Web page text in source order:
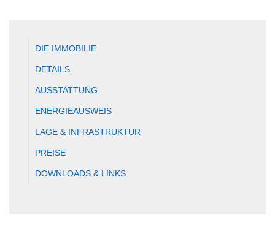
DIE IMMOBILIE
DETAILS
AUSSTATTUNG
ENERGIEAUSWEIS
LAGE & INFRASTRUKTUR
PREISE
DOWNLOADS & LINKS